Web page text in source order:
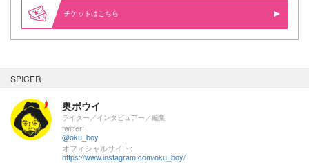
はこちら
SPICER
奥ボウイ
ライター／インタビュアー／編集
twitter:
@oku_boy
オフィシャルサイト:
https://www.instagram.com/oku_boy/